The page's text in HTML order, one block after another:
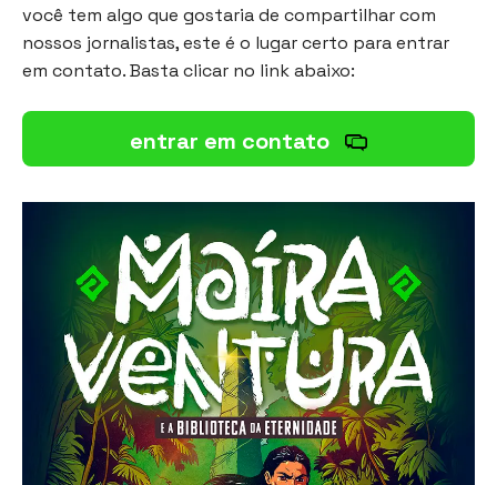
você tem algo que gostaria de compartilhar com
nossos jornalistas, este é o lugar certo para entrar
em contato. Basta clicar no link abaixo:
entrar em contato